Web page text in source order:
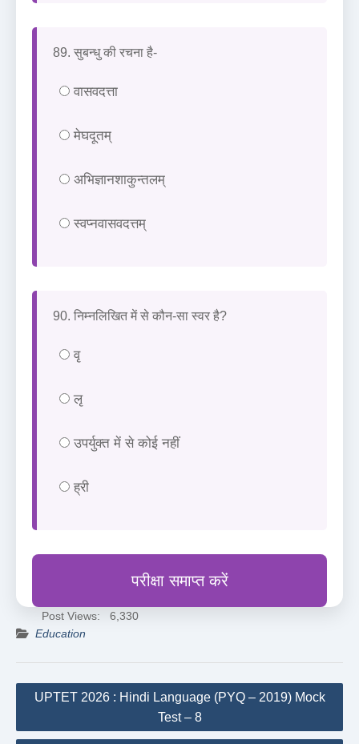
89. सुबन्धु की रचना है-
वासवदत्ता
मेघदूतम्
अभिज्ञानशाकुन्तलम्
स्वप्नवासवदत्तम्
90. निम्नलिखित में से कौन-सा स्वर है?
वृ
लृ
उपर्युक्त में से कोई नहीं
ह्री
परीक्षा समाप्त करें
Post Views:
6,330
Education
Post
UPTET 2026 : Hindi Language (PYQ – 2019) Mock
Test – 8